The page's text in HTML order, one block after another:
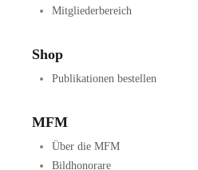
Mitgliederbereich
Shop
Publikationen bestellen
MFM
Über die MFM
Bildhonorare